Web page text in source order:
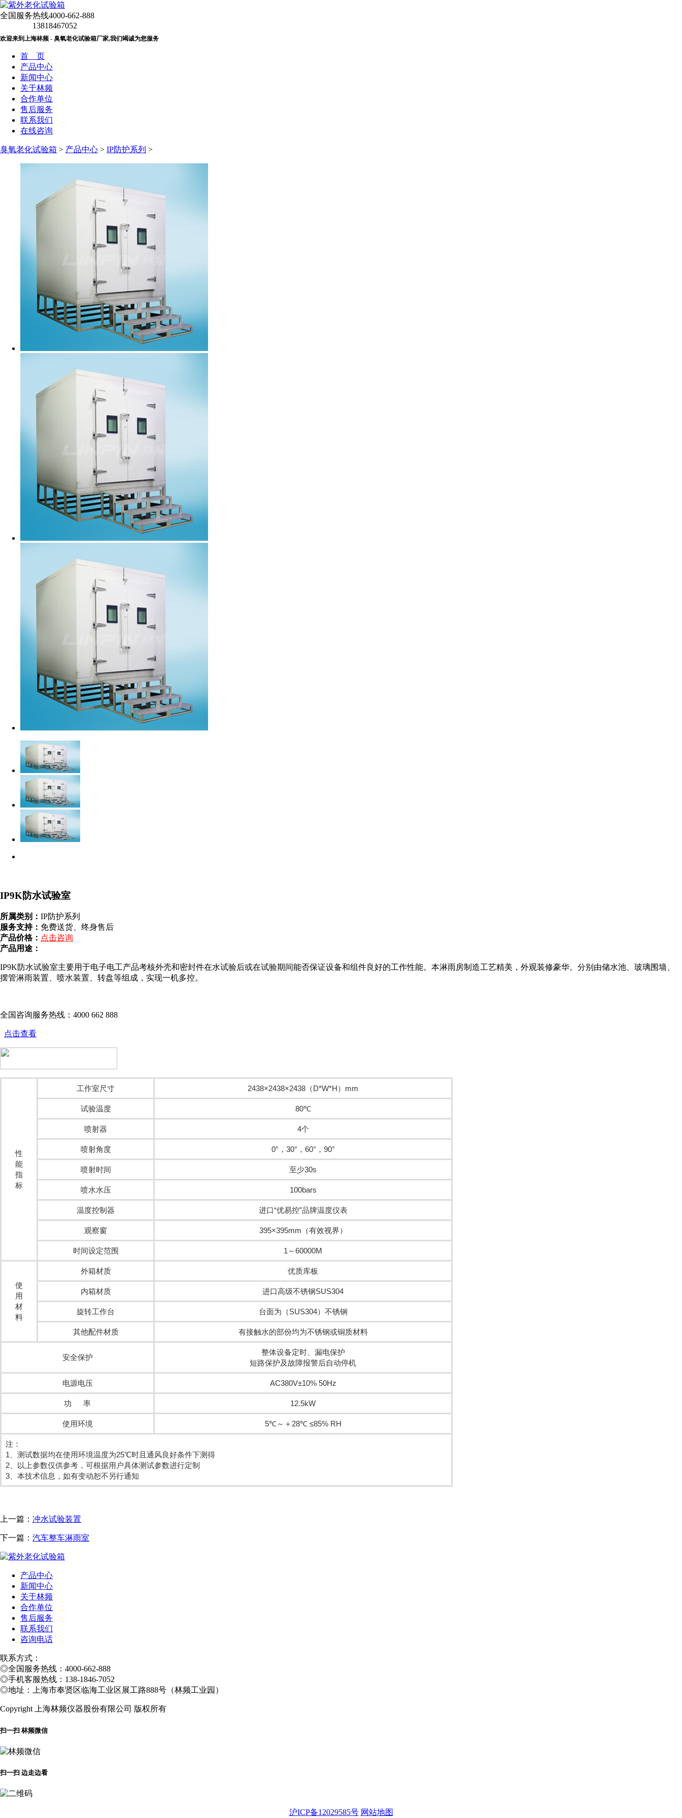
全国服务热线4000-662-888
13818467052
欢迎来到上海林频 - 臭氧老化试验箱厂家,我们竭诚为您服务
首 页
产品中心
新闻中心
关于林频
合作单位
售后服务
联系我们
在线咨询
臭氧老化试验箱 > 产品中心 > IP防护系列 >
IP9K防水试验室
所属类别： IP防护系列
服务支持： 免费送货、终身售后
产品价格： 点击咨询
产品用途：
IP9K防水试验室主要用于电子电工产品考核外壳和密封件在水试验后或在试验期间能否保证设备和组件良好的工作性能。本淋雨房制造工艺精美，外观装修豪华。分别由储水池、玻璃围墙、
摆管淋雨装置、喷水装置、转盘等组成，实现一机多控。
全国咨询服务热线： 4000 662 888
点击查看
性
能
指
标
工作室尺寸 2438×2438×2438（D*W*H）mm
试验温度 80℃
喷射器 4个
喷射角度 0°，30°，60°，90°
喷射时间 至少30s
喷水水压 100bars
温度控制器 进口“优易控”品牌温度仪表
观察窗 395×395mm（有效视界）
时间设定范围 1～60000M
使
用
材
料
外箱材质 优质库板
内箱材质 进口高级不锈钢SUS304
旋转工作台 台面为（SUS304）不锈钢
其他配件材质 有接触水的部份均为不锈钢或铜质材料
安全保护
整体设备定时、漏电保护
短路保护及故障报警后自动停机
电源电压 AC380V±10% 50Hz
功 率 12.5kW
使用环境 5℃～＋28℃ ≤85% RH
注：
1、测试数据均在使用环境温度为25℃时且通风良好条件下测得
2、以上参数仅供参考，可根据用户具体测试参数进行定制
3、本技术信息，如有变动恕不另行通知
上一篇： 冲水试验装置
下一篇： 汽车整车淋雨室
产品中心
新闻中心
关于林频
合作单位
售后服务
联系我们
咨询电话
联系方式：
◎全国服务热线：4000-662-888
◎手机客服热线：138-1846-7052
◎地址：上海市奉贤区临海工业区展工路888号（林频工业园）
Copyright 上海林频仪器股份有限公司 版权所有
扫一扫 林频微信
扫一扫 边走边看
沪ICP备12029585号 网站地图